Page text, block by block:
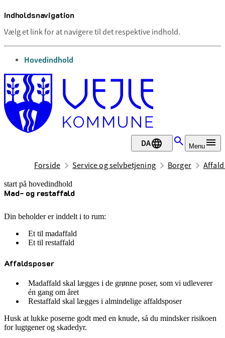
Indholdsnavigation
Vælg et link for at navigere til det respektive indhold.
gå til
Hovedindhold
DA Menu
Forside Service og selvbetjening Borger
start på hovedindhold
Mad- og restaffald
senest opdateret 21. april 2026
Din beholder er inddelt i to rum:
Et til madaffald
Et til restaffald
Affaldsposer
Madaffald skal lægges i de grønne poser, som vi udleverer
én gang om året
Restaffald skal lægges i almindelige affaldsposer
Husk at lukke poserne godt med en knude, så du mindsker risikoen
for lugtgener og skadedyr.